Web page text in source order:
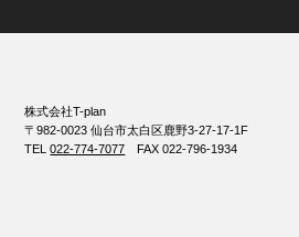
株式会社T-plan
〒982-0023 仙台市太白区鹿野3-27-17-1F
TEL022-774-7077 FAX 022-796-1934